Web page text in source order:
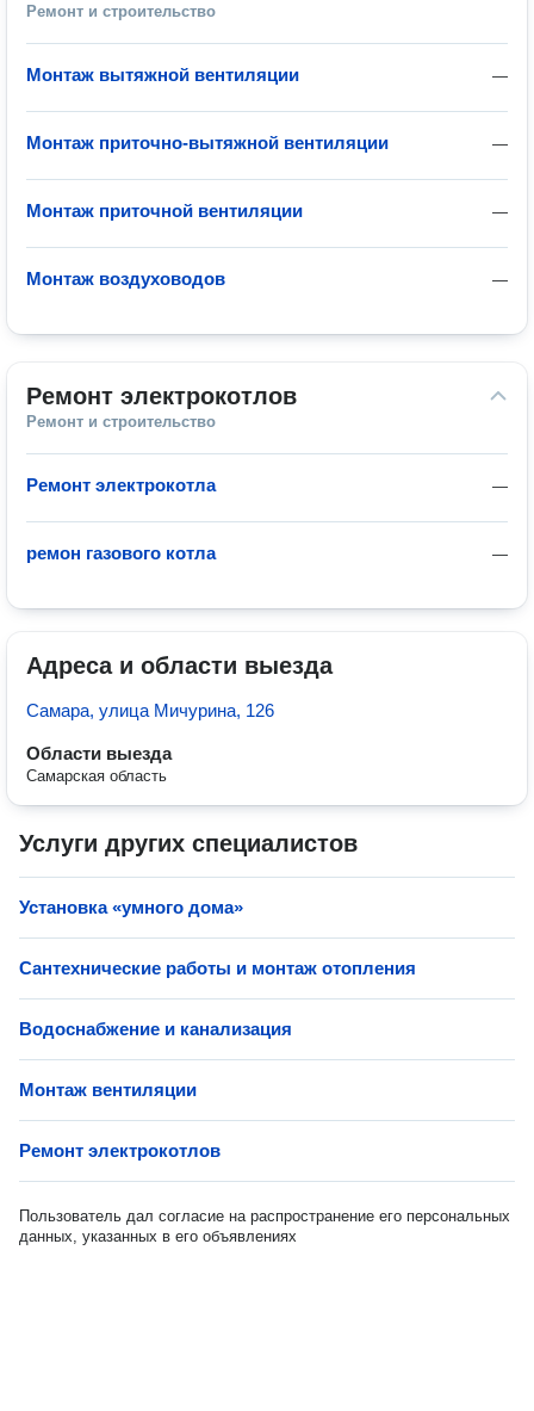
Ремонт и строительство
—
Монтаж вытяжной вентиляции
—
Монтаж приточно-вытяжной вентиляции
—
Монтаж приточной вентиляции
—
Монтаж воздуховодов
Ремонт электрокотлов
Ремонт и строительство
—
Ремонт электрокотла
—
ремон газового котла
Адреса и области выезда
Самара, улица Мичурина, 126
Области выезда
Самарская область
Услуги других специалистов
Установка «умного дома»
Сантехнические работы и монтаж отопления
Водоснабжение и канализация
Монтаж вентиляции
Ремонт электрокотлов
Пользователь дал согласие на распространение его персональных
данных, указанных в его объявлениях